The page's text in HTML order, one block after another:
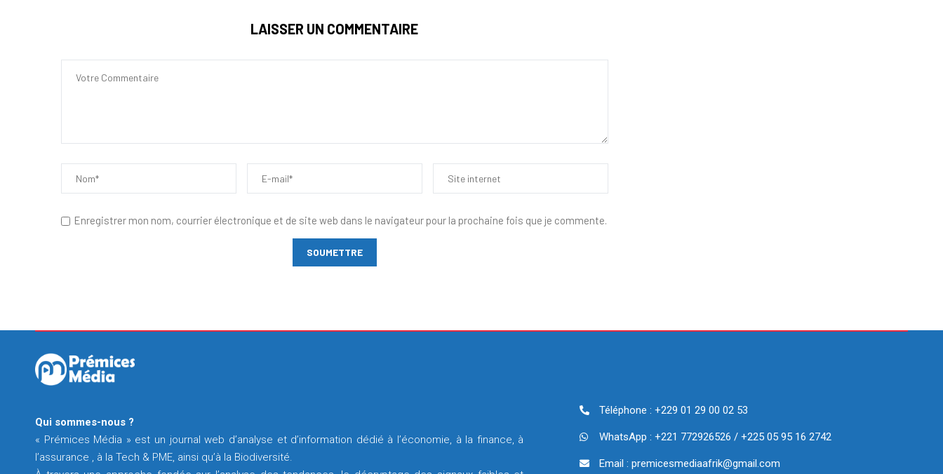
LAISSER UN COMMENTAIRE
Enregistrer mon nom, courrier électronique et de site web dans le navigateur pour la prochaine fois que je commente.
Qui sommes-nous ?
« Prémices Média » est un journal web d’analyse et d’information dédié à l’économie, à la finance, à
l’assurance , à la Tech & PME, ainsi qu’à la Biodiversité.
Téléphone : +229 01 29 00 02 53
WhatsApp : +221 772926526 / +225 05 95 16 2742
Email : premicesmediaafrik@gmail.com